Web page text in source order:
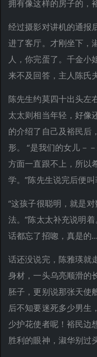
拥有像这样的房子的，
经过摄影对讲机的通报
进了客厅。才刚坐下，
人，你完蛋了。千金小
来不及回答，主人陈氏
陈先生约莫四十出头左
太太则相当年轻，好像
的介绍了自己及裕民后
形。 “是我们的女儿－
方面一直跟不上，所以
学。”陈先生说完后便叫
“这孩子很聪明，就是
法。”陈太太补充说明
话都忘了招唿，真是的
话还没说完，陈雅瑛就
身材，一头乌亮顺滑的
胚子，更别说那张天使
后不知要迷死多少男生
少护花使者呢！裕民边
胜利的眼神，淑华别过